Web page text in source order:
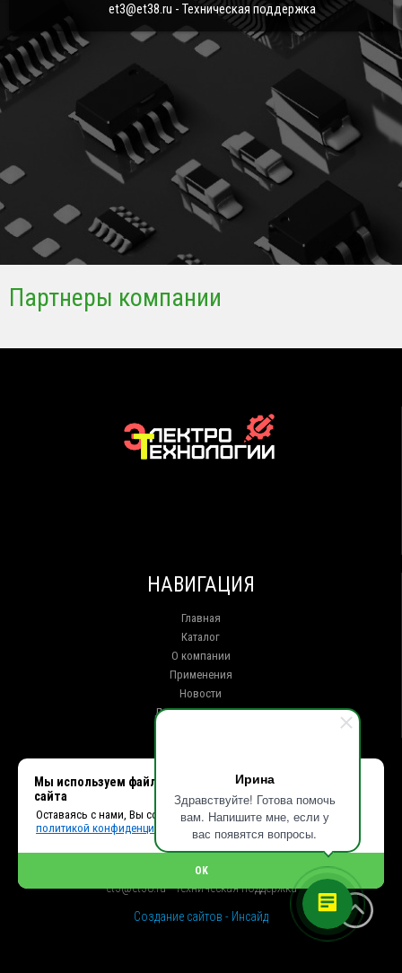
Ирина
Здравствуйте! Готова помочь
вам. Напишите мне, если у
вас появятся вопросы.
et3@et38.ru - Техническая поддержка
Партнеры компании
НАВИГАЦИЯ
Главная
Каталог
О компании
Применения
Новости
Доставка и оплата
г. Иркутск ул. Клары Цеткин, 16, офис 15
+7 (914) 010-76-83, 8 (3952) 93-27-93 - Отдел продаж
+7 (950) 075-85-99 - Техническая поддержка
info@et38.ru - Общая почта
et2@et38.ru - Отдел продаж
et3@et38.ru - Техническая поддержка
Создание сайтов - Инсайд
Мы используем файлы cookie, чтобы улучшить работу
сайта
Оставаясь с нами, Вы соглашаетесь с использованием cookies и
политикой конфиденциальности.
OK